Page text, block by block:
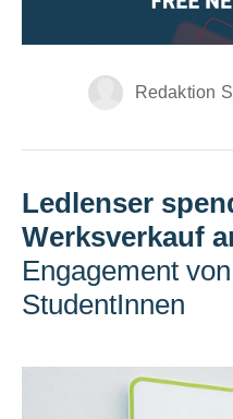
Redaktion
Ledlenser
Werksverkauf
Engagement
StudentInnen